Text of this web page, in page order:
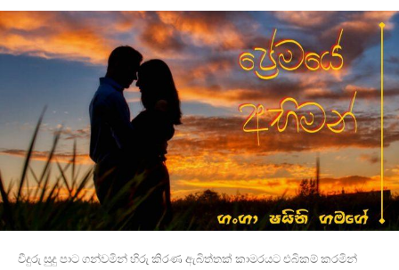
වීදුරු සුදු පාට ගන්වමින් හිරු කිරණ ඇබිත්තක් කාමරයට එබිකම් කරමින්